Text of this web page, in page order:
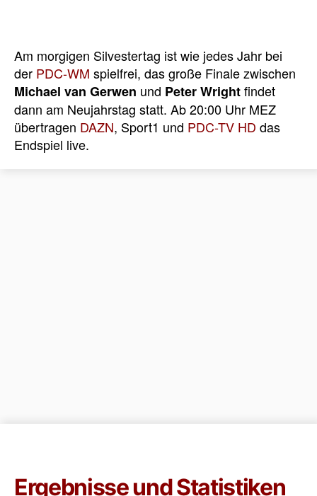
Am morgigen Silvestertag ist wie jedes Jahr bei
der PDC-WM spielfrei, das große Finale zwischen
Michael van Gerwen und Peter Wrightfindet
dann am Neujahrstag statt. Ab 20:00 Uhr MEZ
übertragen DAZN, Sport1 und PDC-TV HD das
Endspiel live.
Ergebnisse und Statistiken